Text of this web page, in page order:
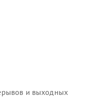
и выходных